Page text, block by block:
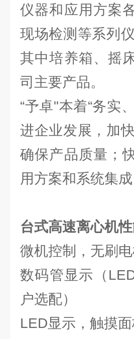
仪器和应用方案
现场检测等系列
其中培养箱、摇
司主要产品。
“予卓"本着“务实
进企业发展，加
确保产品质量；
用方案和系统集
台式高速离心机性
微机控制，无刷
数码管显示（
户选配）
LED显示，触摸